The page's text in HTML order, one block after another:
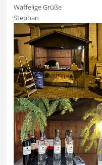
Waffelige Grüße
Stephan